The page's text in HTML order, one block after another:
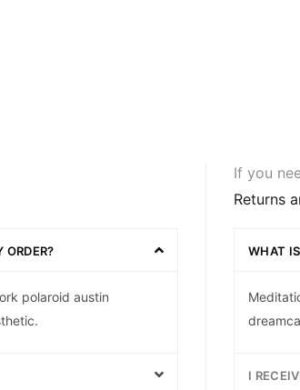
ORDER?
polaroid austin
If you
Returns
WHAT
I